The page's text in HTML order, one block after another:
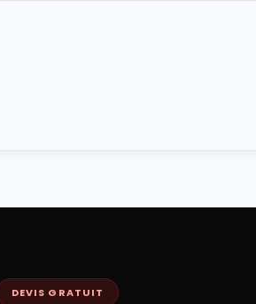
DEVIS GRATUIT